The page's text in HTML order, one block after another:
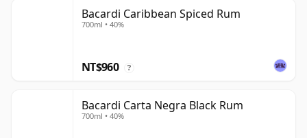
Bacardi Caribbean Spiced Rum
700ml • 40%
NT$960 ?
Bacardi Carta Negra Black Rum
700ml • 40%